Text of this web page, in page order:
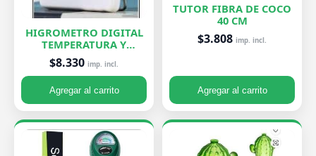
HIGROMETRO DIGITAL
TEMPERATURA Y
HUMEDAD
$8.330 imp. incl.
Agregar al carrito
TUTOR FIBRA DE COCO
40 CM
$3.808 imp. incl.
Agregar al carrito